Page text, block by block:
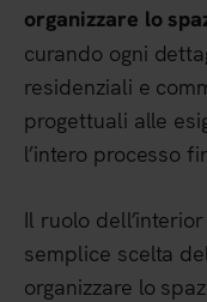
organizzare lo
curando ogni
residenziali e
progettuali alle
l’intero processo
Il ruolo
semplice scelta
organizzare lo